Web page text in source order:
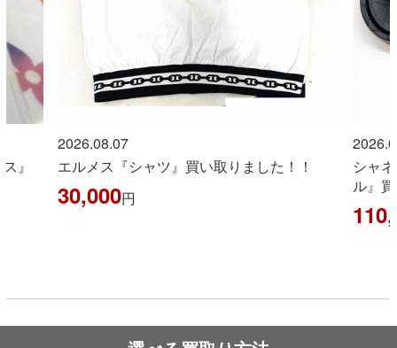
』
2026.08.07
エルメス『シャツ』買い取りました！！
30,000円
シャ
ル』